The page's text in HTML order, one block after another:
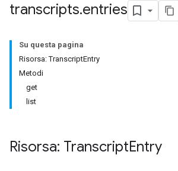
transcripts.entries
Su questa pagina
Risorsa: TranscriptEntry
Metodi
get
list
Risorsa: TranscriptEntry